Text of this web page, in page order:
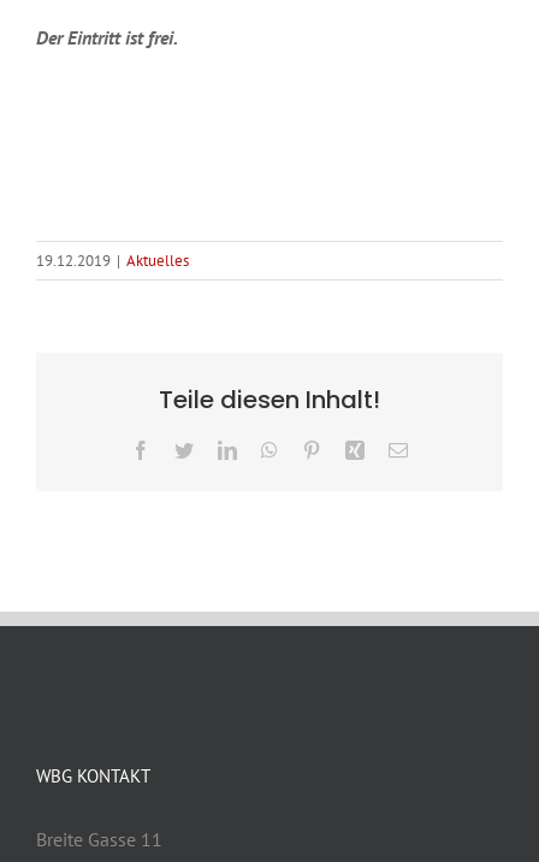
Der Eintritt ist frei.
19.12.2019 | Aktuelles
Teile diesen Inhalt!
Facebook
TwitterLinkedInWhatsApp
PinterestXing E-
WBG KONTAKT
Breite Gasse 11